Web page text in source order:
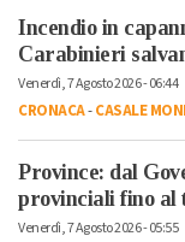
Incendio in
Carabinieri
Venerdì, 7 Agosto 2026 - 06:44
CRONACA-CASALE
Province: dal
provinciali fino al
Venerdì, 7 Agosto 2026 - 05:55